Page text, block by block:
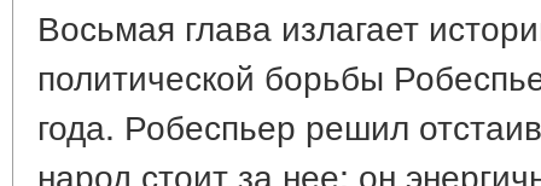
Восьмая глава излагает
политической борьбы
года. Робеспьер решил
народ стоит за нее; он